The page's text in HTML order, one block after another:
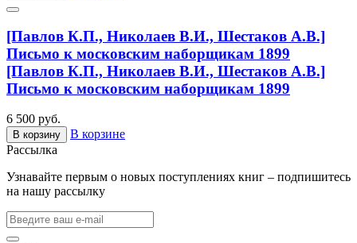
[Павлов К.П., Николаев В.И., Шестаков А.В.]
Письмо к московским наборщикам 1899
[Павлов К.П., Николаев В.И., Шестаков А.В.]
Письмо к московским наборщикам 1899
6 500 руб.
В корзину
В корзине
Рассылка
Узнавайте первым о новых поступлениях книг – подпишитесь
на нашу рассылку